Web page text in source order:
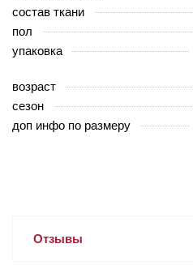
состав ткани
пол
упаковка
возраст
сезон
доп инфо по размеру
Отзывы